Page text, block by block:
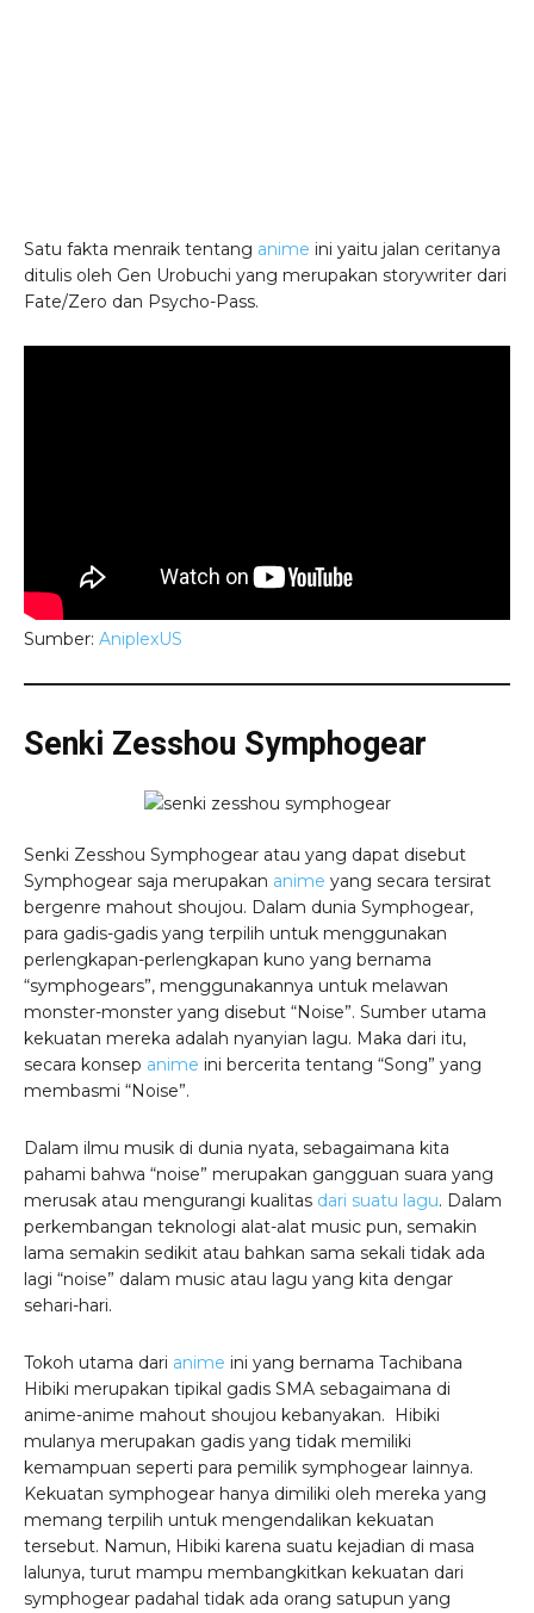
Satu fakta menraik tentang anime ini yaitu jalan ceritanya
ditulis oleh Gen Urobuchi yang merupakan storywriter dari
Fate/Zero dan Psycho-Pass.
Sumber: AniplexUS
Senki Zesshou Symphogear
Senki Zesshou Symphogear atau yang dapat disebut
Symphogear saja merupakan anime yang secara tersirat
bergenre mahout shoujou. Dalam dunia Symphogear,
para gadis-gadis yang terpilih untuk menggunakan
perlengkapan-perlengkapan kuno yang bernama
“symphogears”, menggunakannya untuk melawan
monster-monster yang disebut “Noise”. Sumber utama
kekuatan mereka adalah nyanyian lagu. Maka dari itu,
secara konsep anime ini bercerita tentang “Song” yang
membasmi “Noise”.
Dalam ilmu musik di dunia nyata, sebagaimana kita
pahami bahwa “noise” merupakan gangguan suara yang
merusak atau mengurangi kualitas dari suatu lagu. Dalam
perkembangan teknologi alat-alat music pun, semakin
lama semakin sedikit atau bahkan sama sekali tidak ada
lagi “noise” dalam music atau lagu yang kita dengar
sehari-hari.
Tokoh utama dari anime ini yang bernama Tachibana
Hibiki merupakan tipikal gadis SMA sebagaimana di
anime-anime mahout shoujou kebanyakan. Hibiki
mulanya merupakan gadis yang tidak memiliki
kemampuan seperti para pemilik symphogear lainnya.
Kekuatan symphogear hanya dimiliki oleh mereka yang
memang terpilih untuk mengendalikan kekuatan
tersebut. Namun, Hibiki karena suatu kejadian di masa
lalunya, turut mampu membangkitkan kekuatan dari
symphogear padahal tidak ada orang satupun yang